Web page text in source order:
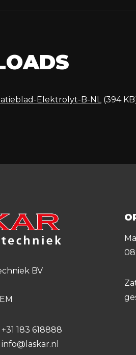
Elektrolyt-B-NL (394
BV
+31 183 618888
info@laskar.nl